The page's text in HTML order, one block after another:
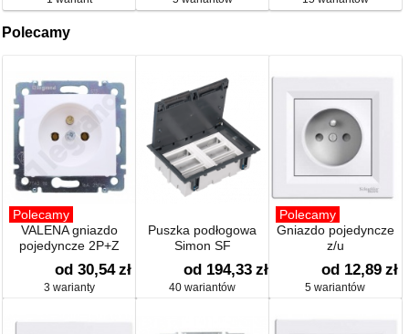
Polecamy
Polecamy
VALENA gniazdo
pojedyncze 2P+Z
od 30,54 zł
3 warianty
Puszka podłogowa
Simon SF
od 194,33 zł
40 wariantów
Polecamy
Gniazdo pojedyncze
z/u
od 12,89 zł
5 wariantów